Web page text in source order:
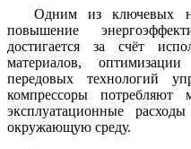
Одним из ключевых
повышение
достигается за счёт
материалов,
передовых технологий
компрессоры потребляют
эксплуатационные
окружающую среду.